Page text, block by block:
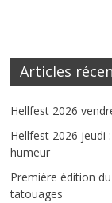
Articles
Hellfest 2026
Hellfest 2026 jeudi
humeur
Première édition
tatouages